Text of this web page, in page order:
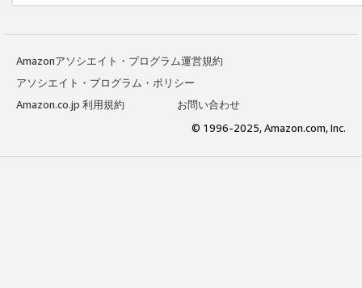
Amazonアソシエイト・プログラム運営規約
アソシエイト・プログラム・ポリシー
Amazon.co.jp 利用規約
お問い合わせ
© 1996-2025, Amazon.com, Inc.